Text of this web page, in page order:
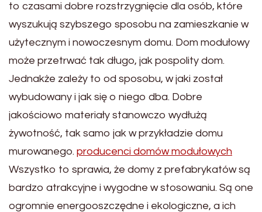
to czasami dobre rozstrzygnięcie dla osób, które
wyszukują szybszego sposobu na zamieszkanie w
użytecznym i nowoczesnym domu. Dom modułowy
może przetrwać tak długo, jak pospolity dom.
Jednakże zależy to od sposobu, w jaki został
wybudowany i jak się o niego dba. Dobre
jakościowo materiały stanowczo wydłużą
żywotność, tak samo jak w przykładzie domu
murowanego. producenci domów modułowych
Wszystko to sprawia, że domy z prefabrykatów są
bardzo atrakcyjne i wygodne w stosowaniu. Są one
ogromnie energooszczędne i ekologiczne, a ich